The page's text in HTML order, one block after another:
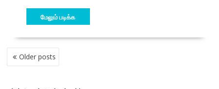
மேலும் படிக்க
POSTS
NAVIGATION
Older posts